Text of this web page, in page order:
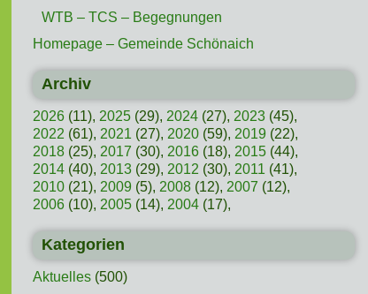
WTB – TCS – Begegnungen
Homepage – Gemeinde Schönaich
Archiv
2026(11), 2025(29), 2024(27), 2023(45),
2022 (61), 2021 (27), 2020(59), 2019(22),
2018(25), 2017 (30), 2016(18), 2015(44),
2014(40), 2013(29), 2012 (30), 2011 (41),
2010(21), 2009(5), 2008(12), 2007 (12),
2006(10), 2005(14), 2004(17),
Kategorien
Aktuelles(500)